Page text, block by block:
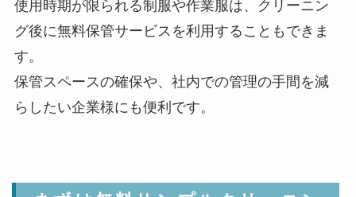
使用時期が限られる制服や作業服は、クリーニン
グ後に無料保管サービスを利用することもできま
す。
保管スペースの確保や、社内での管理の手間を減
らしたい企業様にも便利です。